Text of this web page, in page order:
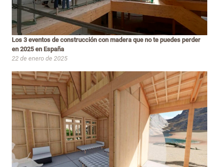
Los 3 eventos de construcción con madera que no te puedes perder
en 2025 en España
22 de enero de 2025